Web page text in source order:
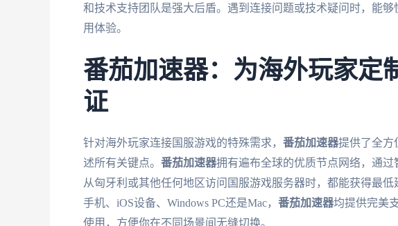
和技术支持团队是强大后盾。遇到连接问题或技术疑问时，能
用体验。
番茄加速器：为海外玩家定
证
针对海外玩家连接国服游戏的特殊需求， 番茄加速器提供了全方
述所有关键点。 番茄加速器拥有遍布全球的优质节点网络，通
从匈牙利或其他任何地区访问国服游戏服务器时，都能获得最
手机、iOS设备、Windows PC还是Mac， 番茄加速器均提供完美
使用，方便你在不同场景间无缝切换。